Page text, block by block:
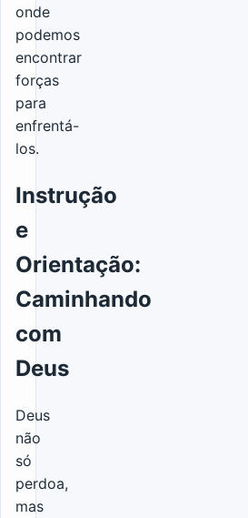
onde
podemos
encontrar
forças
para
enfrentá-
los.
Instrução
e
Orientação:
Caminhando
com
Deus
Deus
não
só
perdoa,
mas